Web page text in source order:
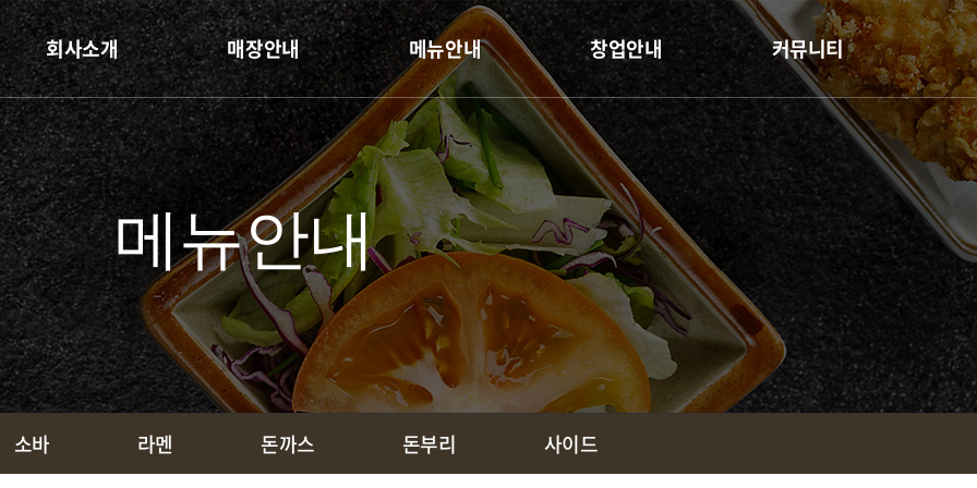
회사소개
회사연혁
CEO인사말
브랜드소개
물류센터
매장안내
매장안내
메뉴안내
우동
소바
라멘
돈까스
돈부리
사이드
창업안내
창업경쟁력
가맹절차
창업비용
가맹상담
커뮤니티
공지사항
프로모션
메뉴안내
소바 라멘 돈까스 돈부리 사이드